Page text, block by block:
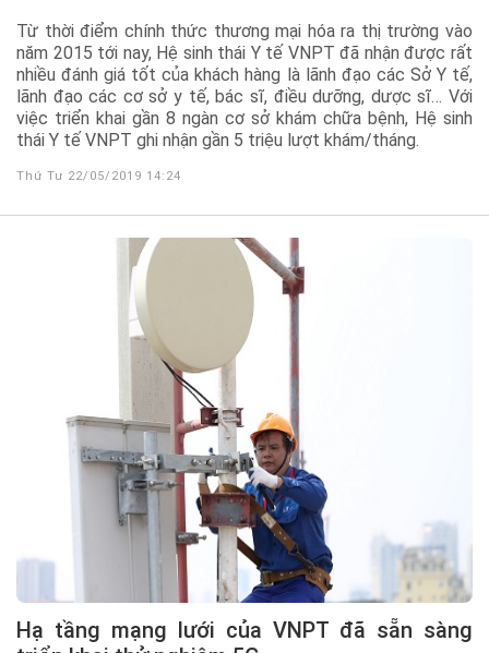
Từ thời điểm chính thức thương mại hóa ra thị trường vào
năm 2015 tới nay, Hệ sinh thái Y tế VNPT đã nhận được rất
nhiều đánh giá tốt của khách hàng là lãnh đạo các Sở Y tế,
lãnh đạo các cơ sở y tế, bác sĩ, điều dưỡng, dược sĩ… Với
việc triển khai gần 8 ngàn cơ sở khám chữa bệnh, Hệ sinh
thái Y tế VNPT ghi nhận gần 5 triệu lượt khám/tháng.
Thứ Tư 22/05/2019 14:24
Hạ tầng mạng lưới của VNPT đã sẵn sàng